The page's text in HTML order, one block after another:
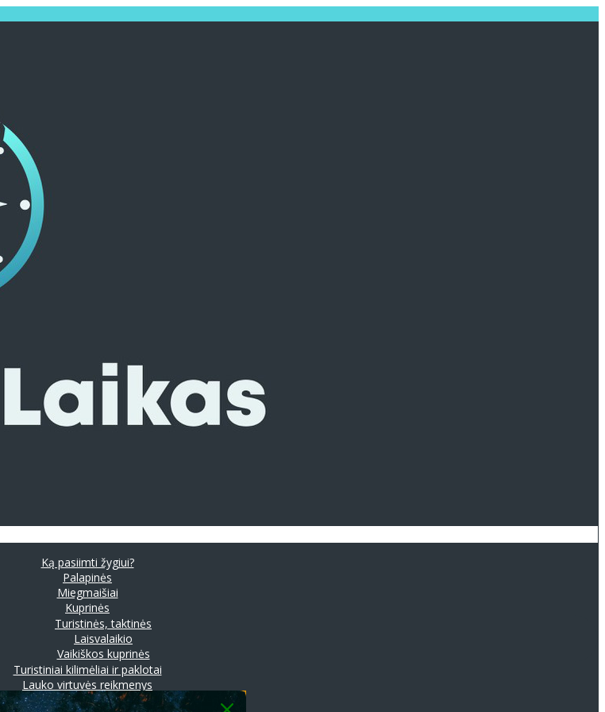
Ką pasiimti žygiui?
Palapinės
Miegmaišiai
Kuprinės
Turistinės, taktinės
Laisvalaikio
Vaikiškos kuprinės
Turistiniai kilimėliai ir paklotai
Lauko virtuvės reikmenys
Prožektoriai ir stovyklavimo lempos